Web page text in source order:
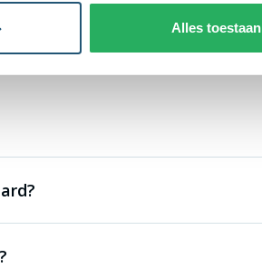
Alles toestaan